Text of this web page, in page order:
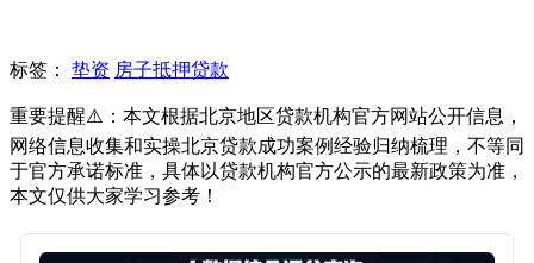
标签： 垫资 房子抵押贷款
重要提醒⚠️：本文根据北京地区贷款机构官方网站公开信息，
网络信息收集和实操北京贷款成功案例经验归纳梳理，不等同
于官方承诺标准，具体以贷款机构官方公示的最新政策为准，
本文仅供大家学习参考！